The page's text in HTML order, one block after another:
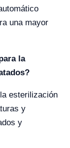
una mayor
la
esterilización
y
y